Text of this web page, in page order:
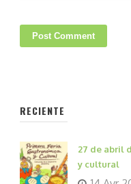
RECIENTE
27 de abril
y cultural